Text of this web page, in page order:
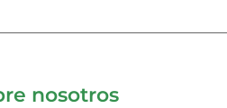
nosotros